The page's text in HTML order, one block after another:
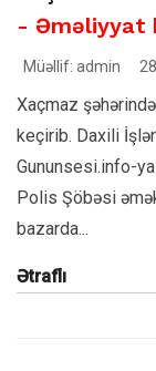
- Əməliyyat
Müəllif: admin
Xaçmaz
keçirib. Daxili
Gununsesi.info-
Polis Şöbəsi
bazarda...
Ətraflı